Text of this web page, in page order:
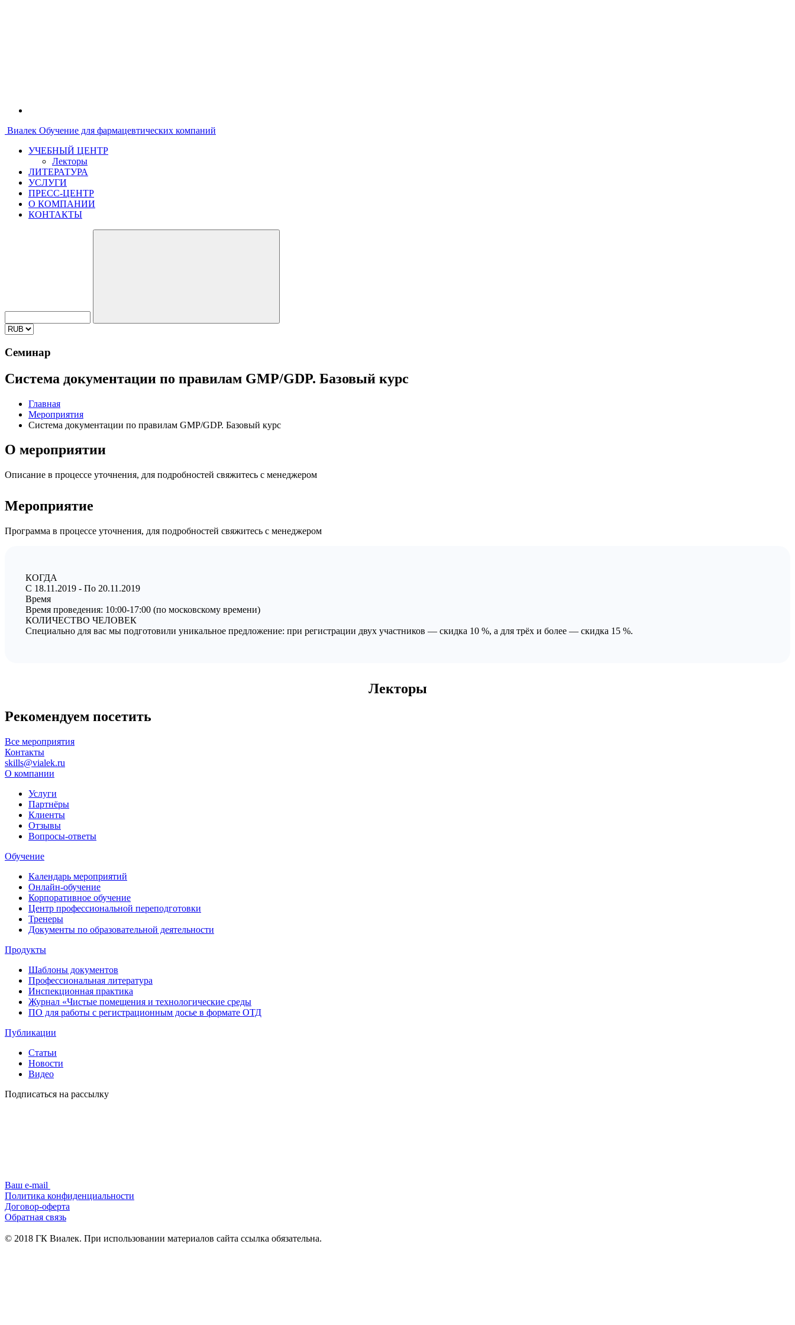
Виалек Обучение для фармацевтических компаний
УЧЕБНЫЙ ЦЕНТР
Лекторы
ЛИТЕРАТУРА
УСЛУГИ
ПРЕСС-ЦЕНТР
О КОМПАНИИ
КОНТАКТЫ
Семинар
Система документации по правилам GMP/GDP. Базовый курс
Главная
Мероприятия
Система документации по правилам GMP/GDP. Базовый курс
О мероприятии
Описание в процессе уточнения, для подробностей свяжитесь с менеджером
Мероприятие
Программа в процессе уточнения, для подробностей свяжитесь с менеджером
КОГДА
C 18.11.2019 - По 20.11.2019
Время
Время проведения: 10:00-17:00 (по московскому времени)
КОЛИЧЕСТВО ЧЕЛОВЕК
Специально для вас мы подготовили уникальное предложение: при регистрации двух участников — скидка 10 %, а для трёх и более — скидка 15 %.
Лекторы
Рекомендуем посетить
Все мероприятия
Контакты
skills@vialek.ru
О компании
Услуги
Партнёры
Клиенты
Отзывы
Вопросы-ответы
Обучение
Календарь мероприятий
Онлайн-обучение
Корпоративное обучение
Центр профессиональной переподготовки
Тренеры
Документы по образовательной деятельности
Продукты
Шаблоны документов
Профессиональная литература
Инспекционная практика
Журнал «Чистые помещения и технологические среды
ПО для работы с регистрационным досье в формате ОТД
Публикации
Статьи
Новости
Видео
Подписаться на рассылку
Ваш e-mail
Политика конфиденциальности
Договор-оферта
Обратная связь
© 2018 ГК Виалек. При использовании материалов сайта ссылка обязательна.